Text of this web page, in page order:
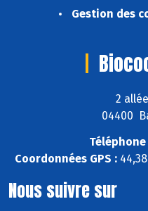
Gestion des
2
04400
Téléphone
Coordonnées GPS :
Nous suivre sur